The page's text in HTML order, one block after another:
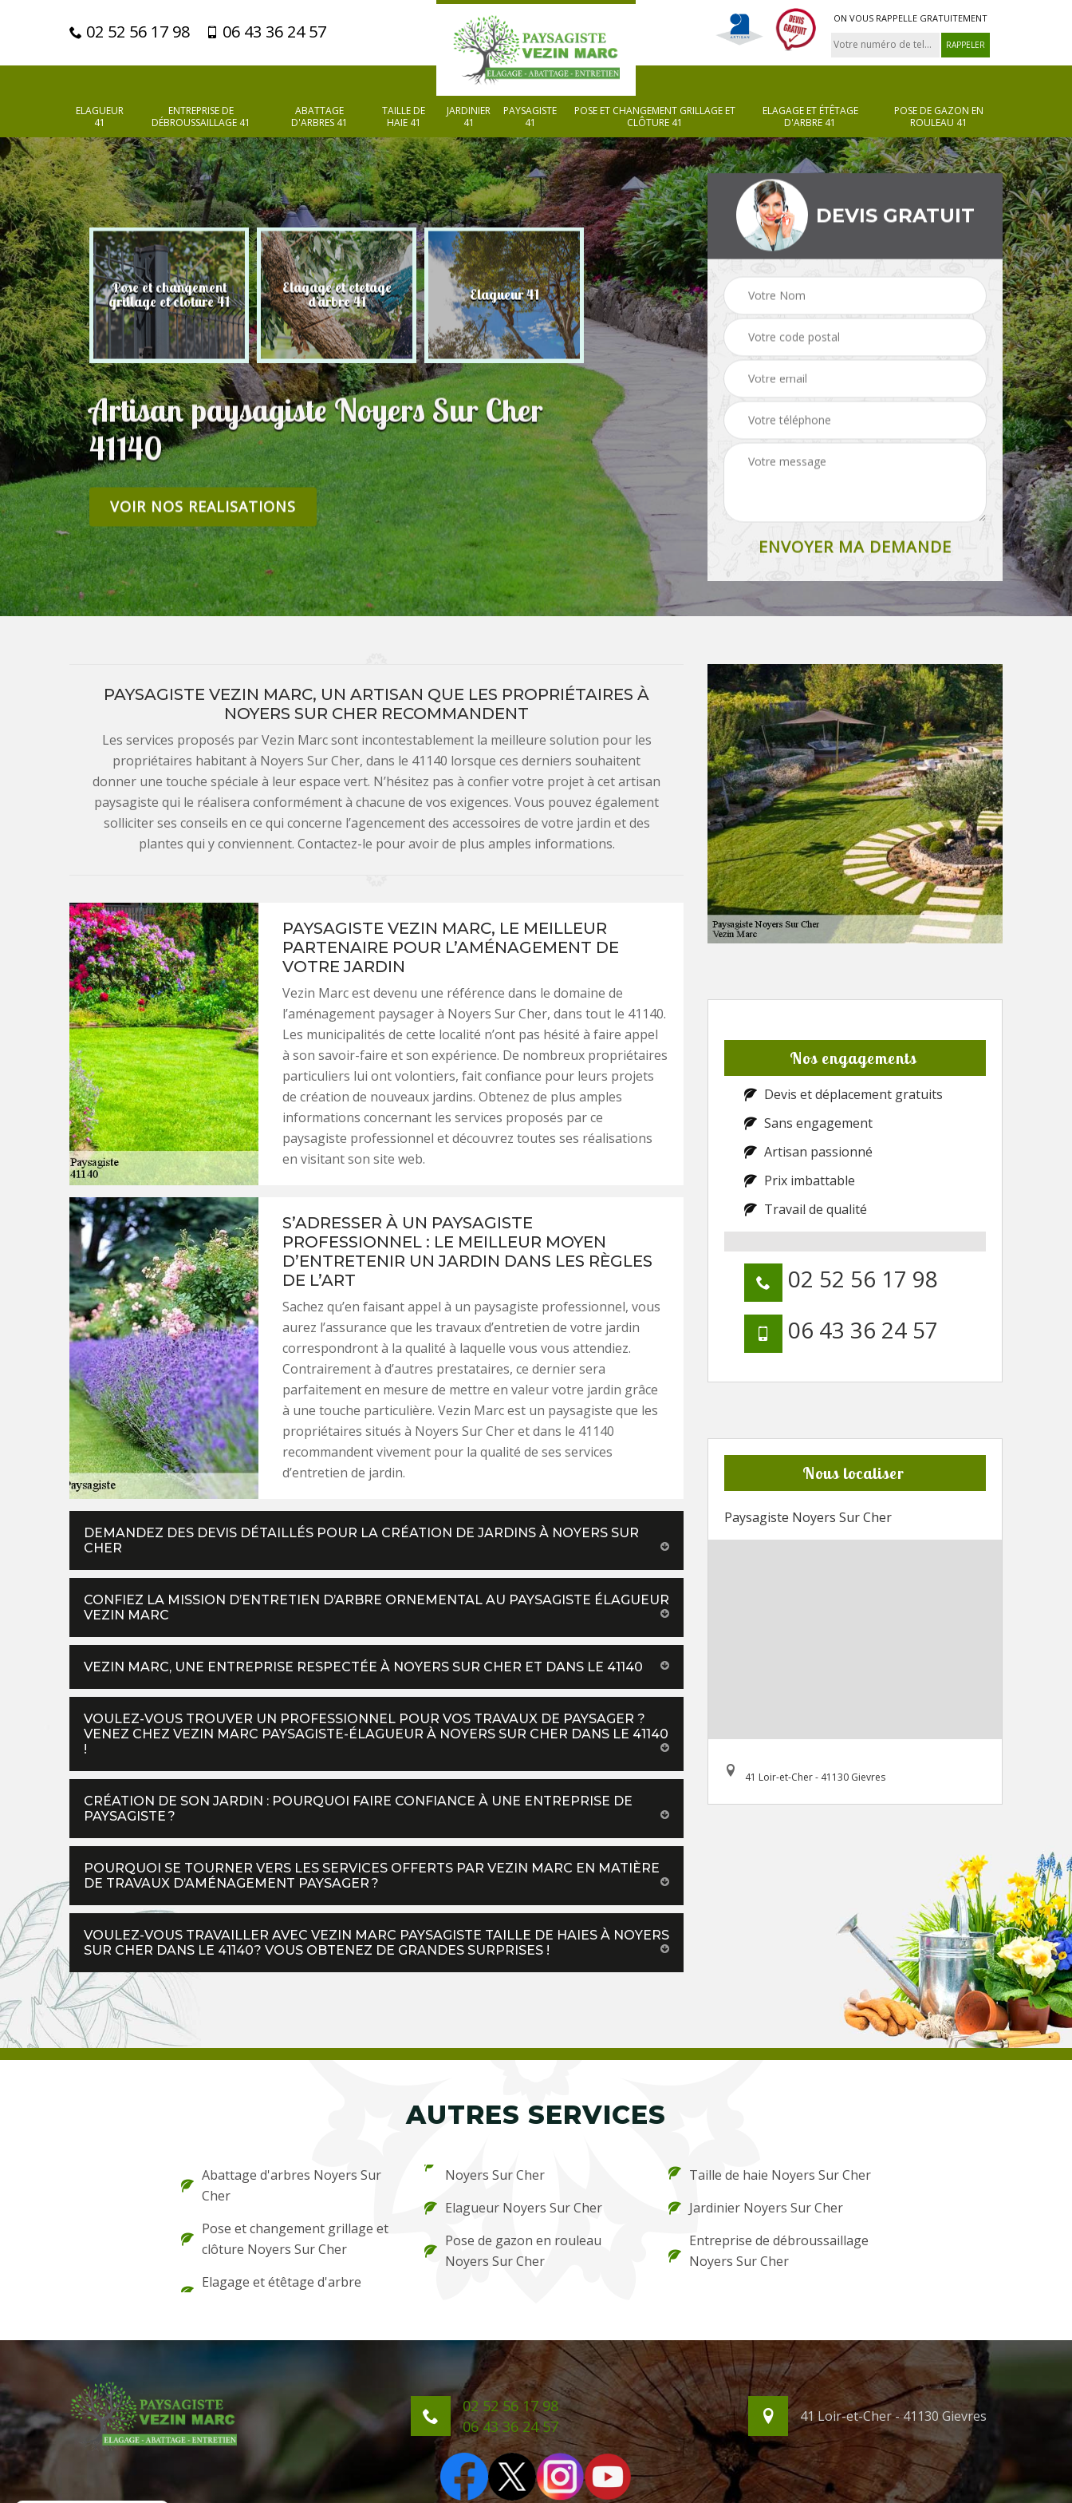
02 52 56 17 98 06 43 36 24 57
ON VOUS RAPPELLE GRATUITEMENT
ELAGUEUR
41
ENTREPRISE DE
DÉBROUSSAILLAGE 41
ABATTAGE
D'ARBRES 41
TAILLE DE
HAIE 41
JARDINIER
41
PAYSAGISTE
41
POSE ET CHANGEMENT GRILLAGE ET
CLÔTURE 41
ELAGAGE ET ÉTÊTAGE
D'ARBRE 41
POSE DE GAZON EN
ROULEAU 41
41 Pose et changement
grillage et cloture 41
Elagage et etetage
d'arbre 41 Elagueur 41 Paysagiste 41 Taille de haie 41
Artisan paysagiste Noyers Sur Cher
41140
VOIR NOS REALISATIONS
DEVIS GRATUIT
PAYSAGISTE VEZIN MARC, UN ARTISAN QUE LES PROPRIÉTAIRES À
NOYERS SUR CHER RECOMMANDENT
Les services proposés par Vezin Marc sont incontestablement la meilleure solution pour les
propriétaires habitant à Noyers Sur Cher, dans le 41140 lorsque ces derniers souhaitent
donner une touche spéciale à leur espace vert. N’hésitez pas à confier votre projet à cet artisan
paysagiste qui le réalisera conformément à chacune de vos exigences. Vous pouvez également
solliciter ses conseils en ce qui concerne l’agencement des accessoires de votre jardin et des
plantes qui y conviennent. Contactez-le pour avoir de plus amples informations.
PAYSAGISTE VEZIN MARC, LE MEILLEUR
PARTENAIRE POUR L’AMÉNAGEMENT DE
VOTRE JARDIN
Vezin Marc est devenu une référence dans le domaine de
l’aménagement paysager à Noyers Sur Cher, dans tout le 41140.
Les municipalités de cette localité n’ont pas hésité à faire appel
à son savoir-faire et son expérience. De nombreux propriétaires
particuliers lui ont volontiers, fait confiance pour leurs projets
de création de nouveaux jardins. Obtenez de plus amples
informations concernant les services proposés par ce
paysagiste professionnel et découvrez toutes ses réalisations
en visitant son site web.
S’ADRESSER À UN PAYSAGISTE
PROFESSIONNEL : LE MEILLEUR MOYEN
D’ENTRETENIR UN JARDIN DANS LES RÈGLES
DE L’ART
Sachez qu’en faisant appel à un paysagiste professionnel, vous
aurez l’assurance que les travaux d’entretien de votre jardin
correspondront à la qualité à laquelle vous vous attendiez.
Contrairement à d’autres prestataires, ce dernier sera
parfaitement en mesure de mettre en valeur votre jardin grâce
à une touche particulière. Vezin Marc est un paysagiste que les
propriétaires situés à Noyers Sur Cher et dans le 41140
recommandent vivement pour la qualité de ses services
d’entretien de jardin.
DEMANDEZ DES DEVIS DÉTAILLÉS POUR LA CRÉATION DE JARDINS À NOYERS SUR
CHER
CONFIEZ LA MISSION D’ENTRETIEN D’ARBRE ORNEMENTAL AU PAYSAGISTE ÉLAGUEUR
VEZIN MARC
VEZIN MARC, UNE ENTREPRISE RESPECTÉE À NOYERS SUR CHER ET DANS LE 41140
VOULEZ-VOUS TROUVER UN PROFESSIONNEL POUR VOS TRAVAUX DE PAYSAGER ?
VENEZ CHEZ VEZIN MARC PAYSAGISTE-ÉLAGUEUR À NOYERS SUR CHER DANS LE 41140
!
CRÉATION DE SON JARDIN : POURQUOI FAIRE CONFIANCE À UNE ENTREPRISE DE
PAYSAGISTE ?
POURQUOI SE TOURNER VERS LES SERVICES OFFERTS PAR VEZIN MARC EN MATIÈRE
DE TRAVAUX D’AMÉNAGEMENT PAYSAGER ?
VOULEZ-VOUS TRAVAILLER AVEC VEZIN MARC PAYSAGISTE TAILLE DE HAIES À NOYERS
SUR CHER DANS LE 41140? VOUS OBTENEZ DE GRANDES SURPRISES !
Nos engagements
Devis et déplacement gratuits
Sans engagement
Artisan passionné
Prix imbattable
Travail de qualité
02 52 56 17 98
06 43 36 24 57
Nous localiser
Paysagiste Noyers Sur Cher
41 Loir-et-Cher - 41130 Gievres
AUTRES SERVICES
Abattage d'arbres Noyers Sur
Cher
Pose et changement grillage et
clôture Noyers Sur Cher
Elagage et étêtage d'arbre
Noyers Sur Cher
Elagueur Noyers Sur Cher
Pose de gazon en rouleau
Noyers Sur Cher
Taille de haie Noyers Sur Cher
Jardinier Noyers Sur Cher
Entreprise de débroussaillage
Noyers Sur Cher
02 52 56 17 98
06 43 36 24 57
41 Loir-et-Cher - 41130 Gievres